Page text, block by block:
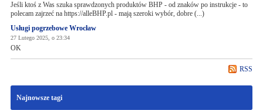
Jeśli ktoś z Was szuka sprawdzonych produktów BHP - od znaków po instrukcje - to
polecam zajrzeć na https://alleBHP.pl - mają szeroki wybór, dobre (...)
Usługi pogrzebowe Wrocław
27 Lutego 2025, o 23:34
OK
RSS
Najnowsze tagi